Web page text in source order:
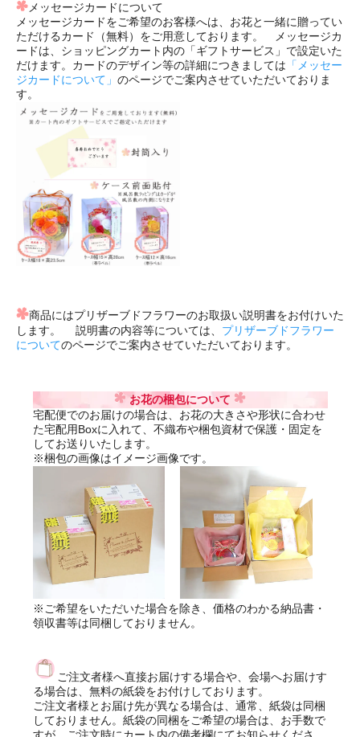
メッセージカードについて
メッセージカードをご希望のお客様へは、お花と一緒に贈ってい
ただけるカード（無料）をご用意しております。 メッセージカ
ードは、ショッピングカート内の「ギフトサービス」で設定いた
だけます。カードのデザイン等の詳細につきましては 「メッセー
ジカードについて」 のページでご案内させていただいておりま
す。
商品にはプリザーブドフラワーのお取扱い説明書をお付けいた
します。 説明書の内容等については、 プリザーブドフラワー
についてのページでご案内させていただいております。
お花の梱包について
宅配便でのお届けの場合は、お花の大きさや形状に合わせ
た宅配用Boxに入れて、不織布や梱包資材で保護・固定を
してお送りいたします。
※梱包の画像はイメージ画像です。
※ご希望をいただいた場合を除き、価格のわかる納品書・
領収書等は同梱しておりません。
ご注文者様へ直接お届けする場合や、会場へお届けす
る場合は、無料の紙袋をお付けしております。
ご注文者様とお届け先が異なる場合は、通常、紙袋は同梱
しておりません。紙袋の同梱をご希望の場合は、お手数で